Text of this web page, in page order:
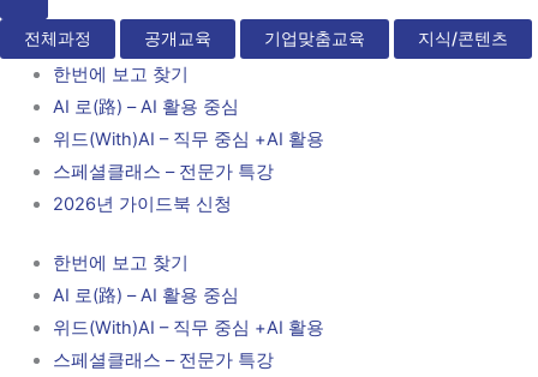
전체과정 공개교육 기업맞춤교육 지식/콘텐츠
한번에 보고 찾기
AI 로(路) – AI 활용 중심
위드(With)AI – 직무 중심 +AI 활용
스페셜클래스 – 전문가 특강
2026년 가이드북 신청
한번에 보고 찾기
AI 로(路) – AI 활용 중심
위드(With)AI – 직무 중심 +AI 활용
스페셜클래스 – 전문가 특강